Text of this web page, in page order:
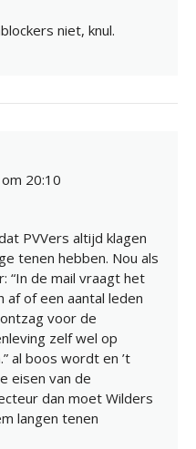
niet, knul.
20:10
PVVers altijd klagen
tenen hebben. Nou als
“In de mail vraagt het
af of een aantal leden
voor de
zelf wel op
al boos wordt en ’t
eisen van de
dan moet Wilders
langen tenen